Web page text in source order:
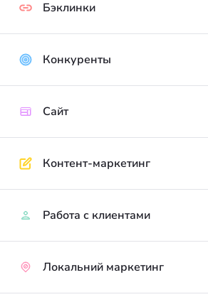
Бэклинки
Конкуренты
Сайт
Контент-маркетинг
Работа с клиентами
Локальний маркетинг